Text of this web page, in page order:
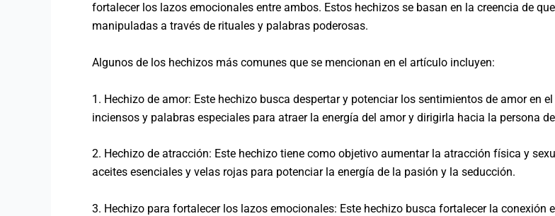
fortalecer los lazos emocionales entre ambos. Estos hechizos se basan en la creencia de
manipuladas a través de rituales y palabras poderosas.
Algunos de los hechizos más comunes que se mencionan en el artículo incluyen:
1. Hechizo de amor: Este hechizo busca despertar y potenciar los sentimientos de amor en
inciensos y palabras especiales para atraer la energía del amor y dirigirla hacia la persona
2. Hechizo de atracción: Este hechizo tiene como objetivo aumentar la atracción física y
aceites esenciales y velas rojas para potenciar la energía de la pasión y la seducción.
3. Hechizo para fortalecer los lazos emocionales: Este hechizo busca fortalecer la